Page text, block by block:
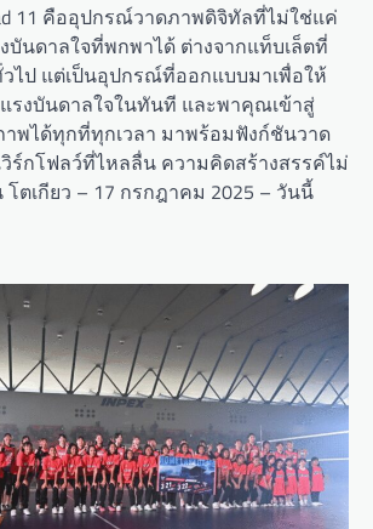
11 คืออุปกรณ์วาดภาพดิจิทัลที่ไม่ใช่แค่
บันดาลใจที่พกพาได้ ต่างจากแท็บเล็ตที่
ไป แต่เป็นอุปกรณ์ที่ออกแบบมาเพื่อให้
รงบันดาลใจในทันที และพาคุณเข้าสู่
พได้ทุกที่ทุกเวลา มาพร้อมฟังก์ชันวาด
วิร์กโฟลว์ที่ไหลลื่น ความคิดสร้างสรรค์ไม่
โตเกียว – 17 กรกฎาคม 2025 – วันนี้